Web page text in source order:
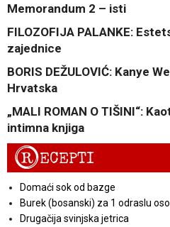
Memorandum 2 – isti
FILOZOFIJA PALANKE:
zajednice
BORIS DEŽULOVIĆ: Kanye
Hrvatska
„MALI ROMAN O TIŠINI“:
intimna knjiga
RECEPTI
Domaći sok od bazge
Burek (bosanski) za 1 odraslu
Drugačija svinjska jetrica